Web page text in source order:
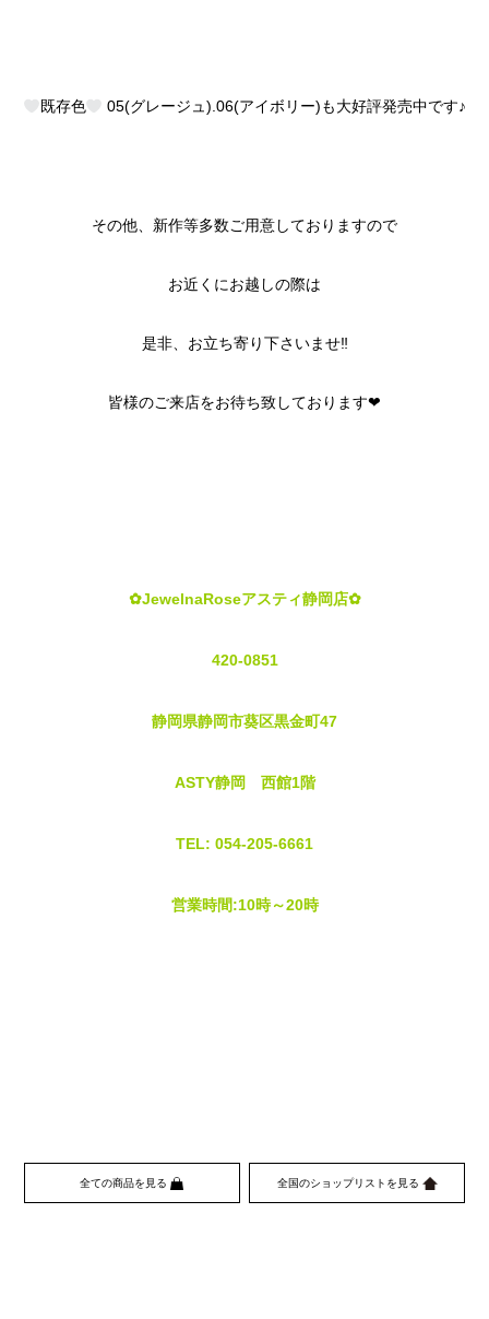
既存色 05(グレージュ).06(アイボリー)も大好評発売中です♪
その他、新作等多数ご用意しておりますので
お近くにお越しの際は
是非、お立ち寄り下さいませ‼︎
皆様のご来店をお待ち致しております❤︎
✿JewelnaRoseアスティ静岡店✿
420-0851
静岡県静岡市葵区黒金町47
ASTY静岡 西館1階
TEL: 054-205-6661
営業時間:10時～20時
全ての商品を見る 全国のショップリストを見る